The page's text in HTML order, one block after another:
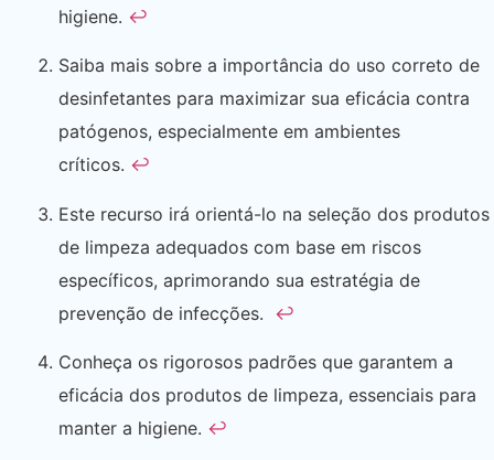
higiene. ↩
Saiba mais sobre a importância do uso correto de
desinfetantes para maximizar sua eficácia contra
patógenos, especialmente em ambientes
críticos. ↩
Este recurso irá orientá-lo na seleção dos produtos
de limpeza adequados com base em riscos
específicos, aprimorando sua estratégia de
prevenção de infecções. ↩
Conheça os rigorosos padrões que garantem a
eficácia dos produtos de limpeza, essenciais para
manter a higiene. ↩